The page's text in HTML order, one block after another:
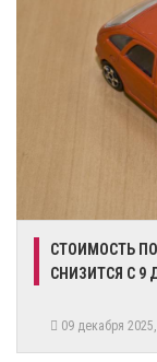
СТОИМОСТЬ
СНИЗИТСЯ С 9
09 декабря